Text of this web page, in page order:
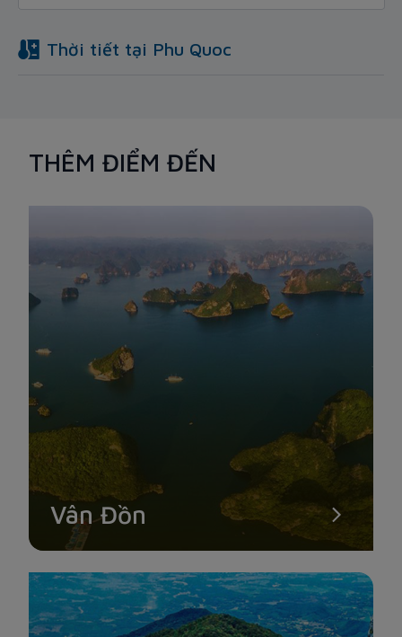
Thời tiết tại Phu Quoc
THÊM ĐIỂM ĐẾN
Vân Đồn